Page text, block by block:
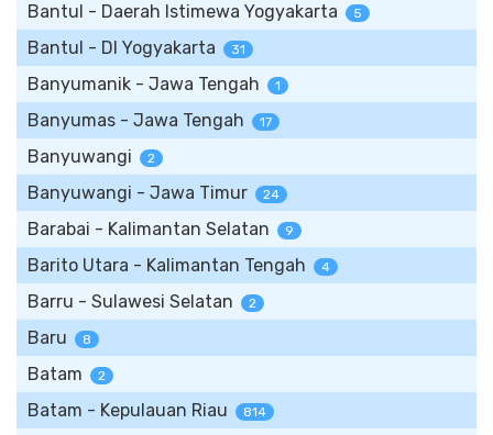
Bantul - Daerah Istimewa Yogyakarta 5
Bantul - DI Yogyakarta 31
Banyumanik - Jawa Tengah 1
Banyumas - Jawa Tengah 17
Banyuwangi 2
Banyuwangi - Jawa Timur 24
Barabai - Kalimantan Selatan 9
Barito Utara - Kalimantan Tengah 4
Barru - Sulawesi Selatan 2
Baru 8
Batam 2
Batam - Kepulauan Riau 814